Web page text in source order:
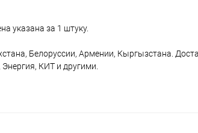
указана за 1 штуку.
Белоруссии, Армении, Кыргызстана.
КИТ и другими.